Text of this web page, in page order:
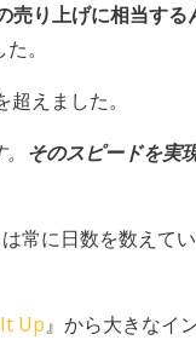
売り上げに相当する
。
えました。
そのスピードを実
常に日数を数えて
Up』から大きなイ